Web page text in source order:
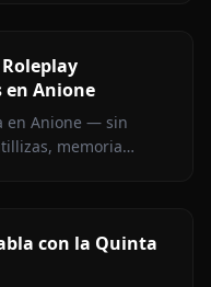
Anione
en Anione — sin
memoria
con la Quinta